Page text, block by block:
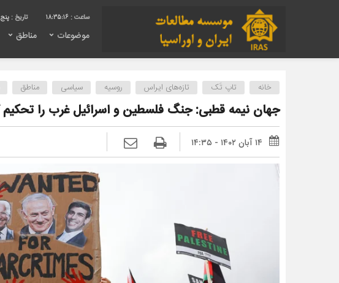
18:35:17 تاریخ : پنج
موضوعات مناطق
خانه تاپ تَک تازه‌های ایراس روسیه سیاسی مناطق
جهان نیمه قطبی: جنگ فلسطین و اسرائیل غرب را تحکیم
۱۴ آبان ۱۴۰۲ - ۱۴:۳۵